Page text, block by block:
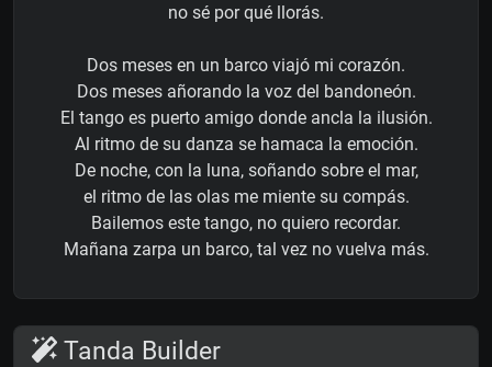
no sé por qué llorás.
Dos meses en un barco viajó mi corazón.
Dos meses añorando la voz del bandoneón.
El tango es puerto amigo donde ancla la ilusión.
Al ritmo de su danza se hamaca la emoción.
De noche, con la luna, soñando sobre el mar,
el ritmo de las olas me miente su compás.
Bailemos este tango, no quiero recordar.
Mañana zarpa un barco, tal vez no vuelva más.
Tanda Builder